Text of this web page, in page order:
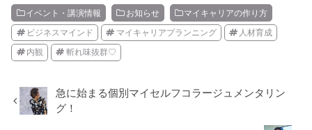
イベント・講演情報 お知らせ マイキャリアの作り方
ビジネスマインド マイキャリアプランニング 人材育成
内観 斬れ味抜群♡
急に始まる個別マイセルフコラージュメンタリン
グ！